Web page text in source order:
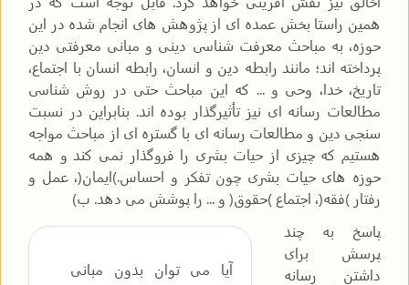
همین راستا بخش عمده ای از پژوهش های انجام شده در این
حوزه، به مباحث معرفت شناسی دینی و مبانی معرفتی دین
پرداخته اند؛ مانند رابطه دین و انسان، رابطه انسان با اجتماع،
تاریخ، خدا، وحی و ... که این مباحث حتی در روش شناسی
مطالعات رسانه ای نیز تأثیرگذار بوده اند. بنابراین در نسبت
سنجی دین و مطالعات رسانه ای با گستره ای از مباحث مواجه
هستیم که چیزی از حیات بشری را فروگذار نمی کند و همه
حوزه های حیات بشری چون تفکر و احساس.)ایمان(، عمل و
رفتار )فقه(، اجتماع )حقوق( و ... را پوشش می دهد. ب)
آیا می توان بدون مبانی
پاسخ به چند
پرسش برای
داشتن رسانه